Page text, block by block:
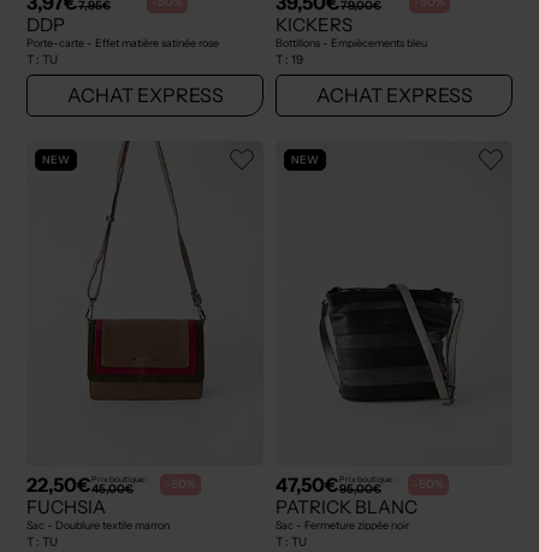
7,95€
DDP
Porte-carte - Effet matière satinée rose
T : TU
ACHAT EXPRESS
79,00€
KICKERS
Bottillons - Empiècements bleu
T : 19
ACHAT EXPRESS
NEW
22,50€Prix boutique :
45,00€ -50%
FUCHSIA
Sac - Doublure textile marron
T : TU
NEW
47,50€Prix boutique :
95,00€ -50%
PATRICK BLANC
Sac - Fermeture zippée noir
T : TU